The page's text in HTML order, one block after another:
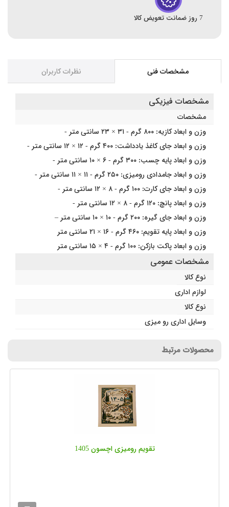
7 روز ضمانت تعویض کالا
مشخصات فنی نظرات کاربران
مشخصات فیزیکی
مشخصات
وزن و ابعاد کازیه: ۸۰۰ گرم - ۳۱ × ۲۳ سانتی متر -
وزن و ابعاد جای کاغذ یادداشت: ۴۰۰ گرم - ۱۲ × ۱۲ سانتی متر -
وزن و ابعاد پایه چسب: ۳۰۰ گرم - ۶ × ۱۰ سانتی متر -
وزن و ابعاد جامدادی رومیزی: ۲۵۰ گرم - ۱۱ × ۱۱ سانتی متر -
وزن و ابعاد جای کارت: ۱۰۰ گرم - ۸ × ۱۲ سانتی متر -
وزن و ابعاد پانچ: ۱۲۰ گرم - ۸ × ۱۲ سانتی متر -
وزن و ابعاد جای گیره: ۲۰۰ گرم - ۱۰ × ۱۰ سانتی متر –
وزن و ابعاد پایه تقویم: ۴۶۰ گرم - ۱۶ × ۲۱ سانتی متر
وزن و ابعاد پاکت بازکن: ۱۰۰ گرم - ۴ × ۱۵ سانتی متر
مشخصات عمومی
نوع کالا
لوازم اداری
نوع کالا
وسایل اداری رو میزی
محصولات مرتبط
تقویم رومیزی اچسون 1405